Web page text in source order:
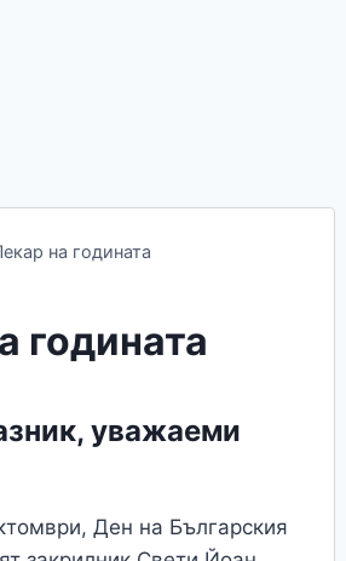
на годината
годината
уважаеми
Ден на Българския